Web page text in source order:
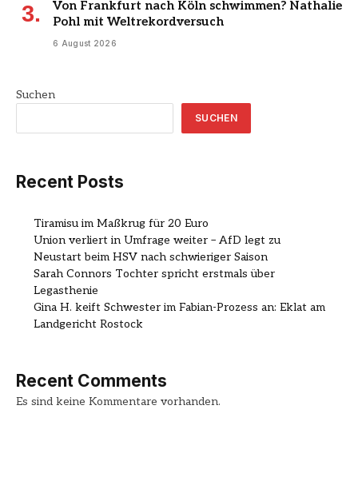
Von Frankfurt nach Köln schwimmen? Nathalie
Pohl mit Weltrekordversuch
6 August 2026
Suchen
SUCHEN
Recent Posts
Tiramisu im Maßkrug für 20 Euro
Union verliert in Umfrage weiter – AfD legt zu
Neustart beim HSV nach schwieriger Saison
Sarah Connors Tochter spricht erstmals über
Legasthenie
Gina H. keift Schwester im Fabian-Prozess an: Eklat am
Landgericht Rostock
Recent Comments
Es sind keine Kommentare vorhanden.